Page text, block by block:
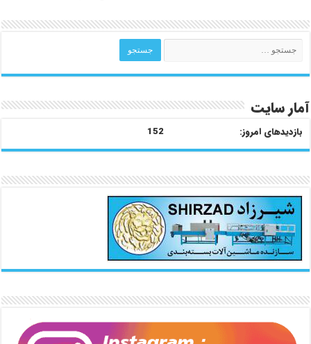
آمار سایت
بازدیدهای امروز: 152